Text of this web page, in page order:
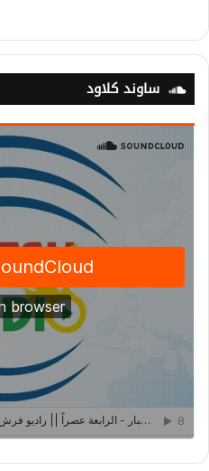
ساوند كلاود